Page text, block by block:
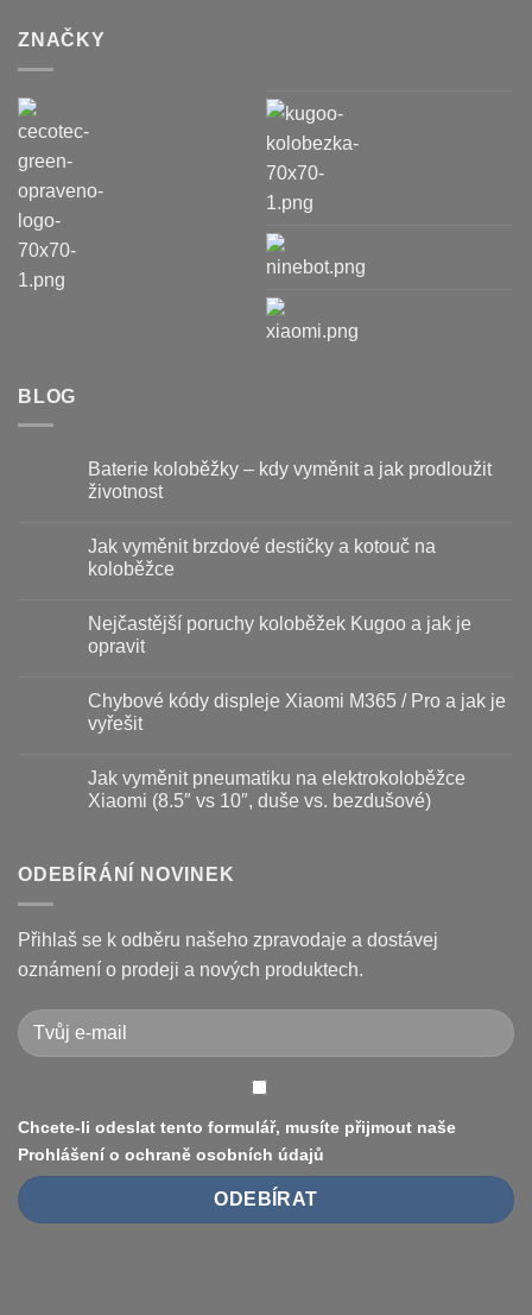
ZNAČKY
BLOG
Baterie koloběžky – kdy vyměnit a jak prodloužit
životnost
textu
s
koloběžky
kdy
jak
prodloužit
životnost
Jak vyměnit brzdové destičky a kotouč na
koloběžce
u
s
vyměnit
brzdové
destičky
na
koloběžce
Nejčastější poruchy koloběžek Kugoo a jak je
opravit
u
textu
s
poruchy
koloběžek
Kugoo
opravit
Chybové kódy displeje Xiaomi M365 / Pro a jak je
vyřešit
textu
s
displeje
a
jak
je
Jak vyměnit pneumatiku na elektrokoloběžce
Xiaomi (8.5″ vs 10″, duše vs. bezdušové)
textu
vyměnit
pneumatiku
na
elektrokoloběžce
(8.5″
10″,
duše
ODEBÍRÁNÍ NOVINEK
Přihlaš se k odběru našeho zpravodaje a dostávej
oznámení o prodeji a nových produktech.
Chcete-li odeslat tento formulář, musíte přijmout naše
Prohlášení o ochraně osobních údajů